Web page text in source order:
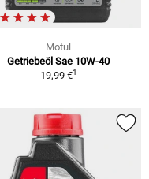
Motul
Getriebeöl Sae 10W-40
19,99 €1